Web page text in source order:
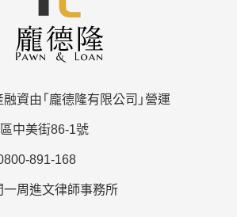
資由「龐德隆有限公司」營運
中美街86-1號
891-168
一周進文律師事務所